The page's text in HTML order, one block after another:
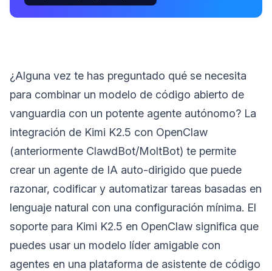
¿Alguna vez te has preguntado qué se necesita
para combinar un modelo de código abierto de
vanguardia con un potente agente autónomo? La
integración de Kimi K2.5 con OpenClaw
(anteriormente ClawdBot/MoltBot) te permite
crear un agente de IA auto-dirigido que puede
razonar, codificar y automatizar tareas basadas en
lenguaje natural con una configuración mínima. El
soporte para Kimi K2.5 en OpenClaw significa que
puedes usar un modelo líder amigable con
agentes en una plataforma de asistente de código